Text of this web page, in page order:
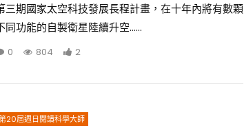
三期國家太空科技發展長程計畫，在十年內將有數顆
同功能的自製衛星陸續升空......
0 804 2
20屆週日閱讀科學大師